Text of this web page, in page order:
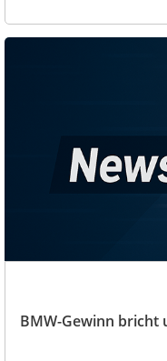
BMW-Gewinn bricht